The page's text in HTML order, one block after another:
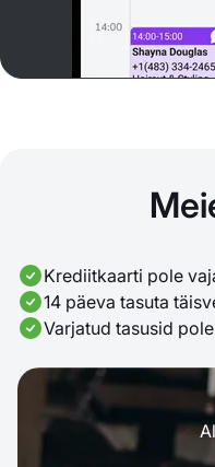
Krediitkaarti pole
14 päeva tasuta
Varjatud tasusid pole